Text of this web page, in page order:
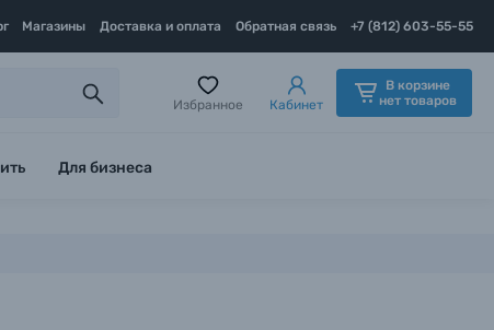
Магазины Доставка и оплата Обратная связь +7 (812) 603-55-55
Избранное Кабинет
В корзине
нет товаров
Для бизнеса